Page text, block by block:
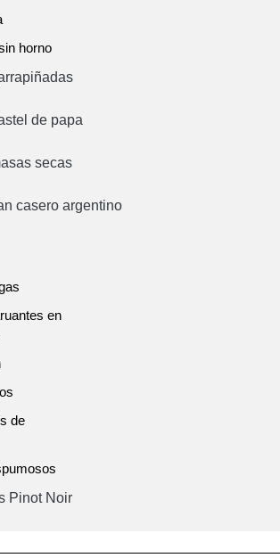
horno
de papa
secas
casero argentino
en
de
Pinot Noir